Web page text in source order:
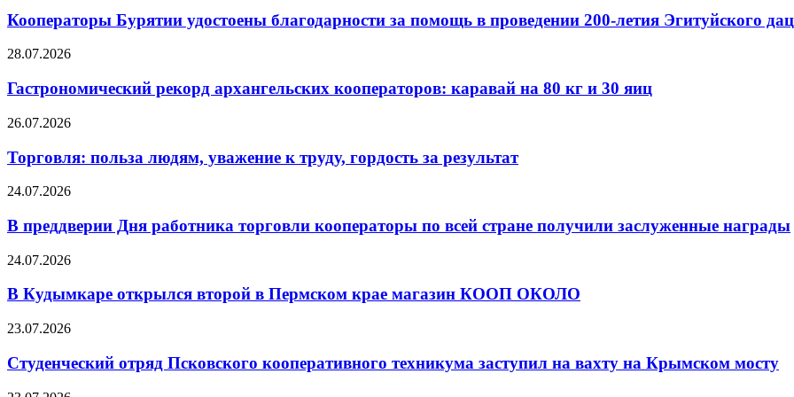
Кооператоры Бурятии удостоены благодарности за помощь в проведении 200-летия Эгитуйского
28.07.2026
Гастрономический рекорд архангельских кооператоров: каравай на 80 кг и 30 яиц
26.07.2026
Торговля: польза людям, уважение к труду, гордость за результат
24.07.2026
В преддверии Дня работника торговли кооператоры по всей стране получили заслуженные награды
24.07.2026
В Кудымкаре открылся второй в Пермском крае магазин КООП ОКОЛО
23.07.2026
Студенческий отряд Псковского кооперативного техникума заступил на вахту на Крымском мосту